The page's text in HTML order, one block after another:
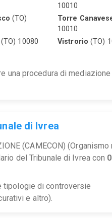
10010
(TO)
Torre
10010
(TO) 10080 Vistrorio (TO)
una procedura di mediazione
di Ivrea
(CAMECON) (Organismo
del Tribunale di Ivrea con 0
tipologie di controversie
e altro).